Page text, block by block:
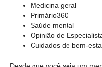
Medicina geral
Primário360
Saúde mental
Opinião de
Cuidados de bem-